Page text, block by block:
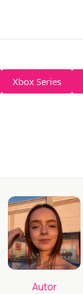
Xbox Series
Autor